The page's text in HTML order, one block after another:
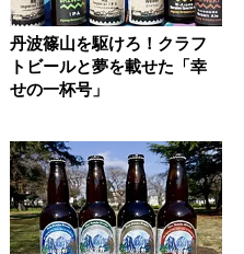
丹波篠山を駆けろ！クラフ
トビールと夢を載せた「幸
せの一杯号」